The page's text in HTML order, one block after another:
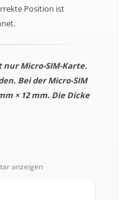
Position ist
Micro-SIM-Karte.
Bei der Micro-SIM
× 12 mm. Die Dicke
anzeigen